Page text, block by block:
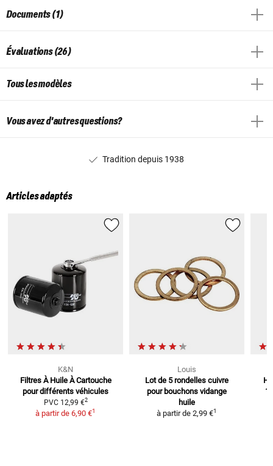
Documents (1)
Évaluations (26)
Tous les modèles
Vous avez d'autres questions?
Tradition depuis 1938
Articles adaptés
K&N
Filtres À Huile À Cartouche
pour différents véhicules
PVC 12,99 €2
à partir de 6,90 €1
Louis
Lot de 5 rondelles cuivre
pour bouchons vidange
huile
à partir de 2,99 €1